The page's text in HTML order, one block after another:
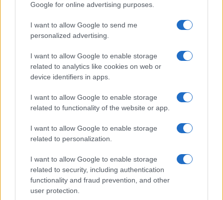
Google for online advertising purposes.
I want to allow Google to send me
personalized advertising.
I want to allow Google to enable storage
related to analytics like cookies on web or
device identifiers in apps.
I want to allow Google to enable storage
related to functionality of the website or app.
I want to allow Google to enable storage
related to personalization.
I want to allow Google to enable storage
related to security, including authentication
functionality and fraud prevention, and other
user protection.